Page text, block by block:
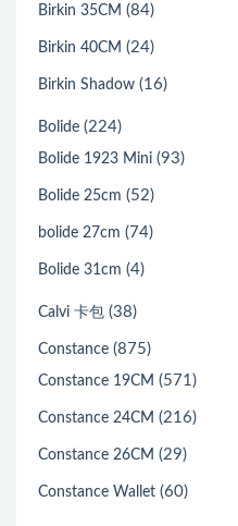
Birkin 35CM (84)
Birkin 40CM (24)
Birkin Shadow (16)
Bolide (224)
Bolide 1923 Mini (93)
Bolide 25cm (52)
bolide 27cm (74)
Bolide 31cm (4)
Calvi 卡包 (38)
Constance (875)
Constance 19CM (571)
Constance 24CM (216)
Constance 26CM (29)
Constance Wallet (60)